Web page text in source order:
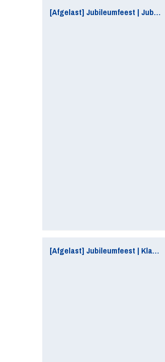
[Afgelast] Jubileumfeest | Jubileumdag voor sponsoren
[Afgelast] Jubileumfeest | Klaverjastoernooi (100 tafels)